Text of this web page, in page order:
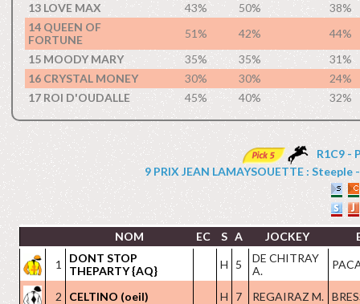
13 LOVE MAX
43% 50%
38%
14 QUEEN OF
FORTUNE
51% 42%
44%
15 MOODY MARY
35% 35%
31%
16 CRYSTAL MONEY
30% 30%
24%
17 ROI D'OUDALLE
45% 40% 32%
R1C9 -
9 PRIX JEAN LAMAYSOUETTE :
NOM EC S A JOCKEY
1
DONT STOP
THEPARTY {AQ}
H 5
DE CHITRAY
A.
2 CELTINO (oeil) H 7 REGAIRAZ M.